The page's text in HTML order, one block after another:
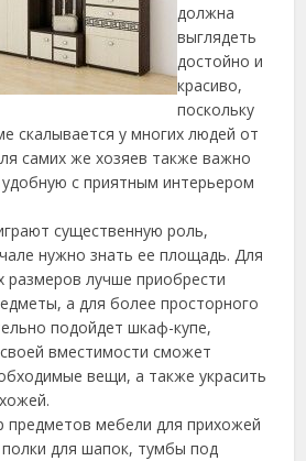
должна
выглядеть
достойно и
красиво,
поскольку
скалывается у многих людей от
самих же хозяев также важно
с приятным интерьером
существенную роль,
нужно знать ее площадь.Для
размеров лучше приобрести
а для более просторного
подойдет шкаф-купе,
вместимости сможет
вещи, а также украсить
мебели для прихожей
полки для шапок, тумбы под